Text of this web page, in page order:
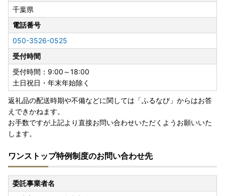
千葉県
電話番号
050-3526-0525
受付時間
受付時間：9:00～18:00
土日祝日・年末年始除く
返礼品の配送時期や不備などに関しては「ふるなび」からはお答
えできかねます。
お手数ですが上記より直接お問い合わせいただくようお願いいた
します。
ワンストップ特例制度のお問い合わせ先
委託事業者名